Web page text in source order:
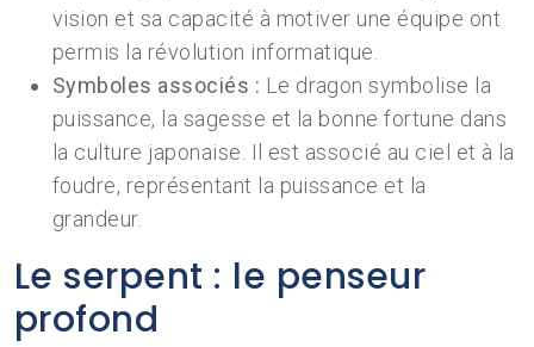
vision et sa capacité à motiver une équipe ont
permis la révolution informatique.
Symboles associés : Le dragon symbolise la
puissance, la sagesse et la bonne fortune dans
la culture japonaise. Il est associé au ciel et à la
foudre, représentant la puissance et la
grandeur.
Le serpent : le penseur
profond